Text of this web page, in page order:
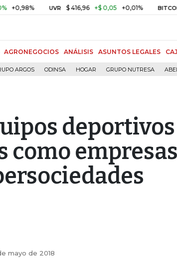
UVR $ 416,96 +$ 0,05 +0,01% BITCOIN US$
AGRONEGOCIOS ANÁLISIS ASUNTOS LEGALES
ARGOS ODINSA HOGAR GRUPO NUTRESA
como
mayo de 2018